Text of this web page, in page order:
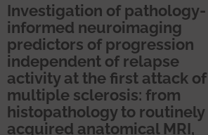
Investigation of pathology-
informed neuroimaging
predictors of progression
independent of relapse
activity at the first attack of
multiple sclerosis: from
histopathology to routinely
acquired anatomical MRI,